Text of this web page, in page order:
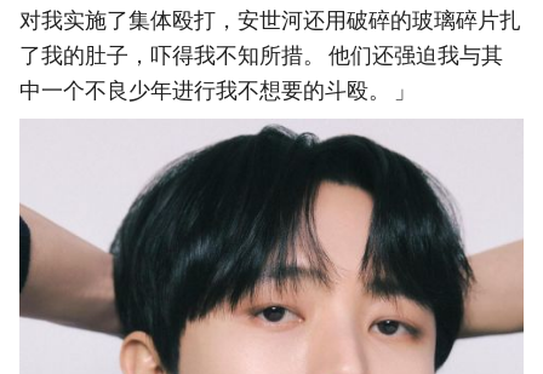
对我实施了集体殴打，安世河还用破碎的玻璃碎片扎
了我的肚子，吓得我不知所措。 他们还强迫我与其
中一个不良少年进行我不想要的斗殴。 」